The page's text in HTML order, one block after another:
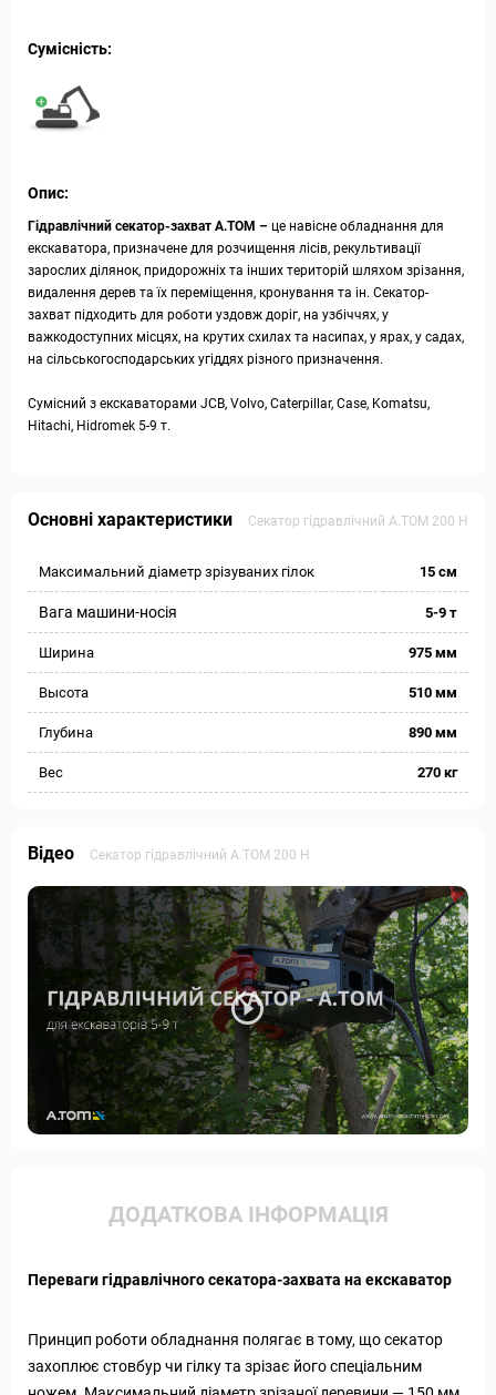
Сумісність:
Опис:
Гідравлічний секатор-захват А.ТОМ – це навісне обладнання для
екскаватора, призначене для розчищення лісів, рекультивації
зарослих ділянок, придорожніх та інших територій шляхом зрізання,
видалення дерев та їх переміщення, кронування та ін. Секатор-
захват підходить для роботи уздовж доріг, на узбіччях, у
важкодоступних місцях, на крутих схилах та насипах, у ярах, у садах,
на сільськогосподарських угіддях різного призначення.
Сумісний з екскаваторами JCB, Volvo, Caterpillar, Case, Komatsu,
Hitachi, Hidromek 5-9 т.
Основні характеристики Секатор гідравлічний А.ТОМ 200 Н
Максимальний діаметр зрізуваних гілок 15 см
Вага машини-носія 5-9 т
Ширина 975 мм
Высота 510 мм
Глубина 890 мм
Вес 270 кг
Відео Секатор гідравлічний А.ТОМ 200 Н
ДОДАТКОВА ІНФОРМАЦІЯ
Переваги гідравлічного секатора-захвата на екскаватор
Принцип роботи обладнання полягає в тому, що секатор
захоплює стовбур чи гілку та зрізає його спеціальним